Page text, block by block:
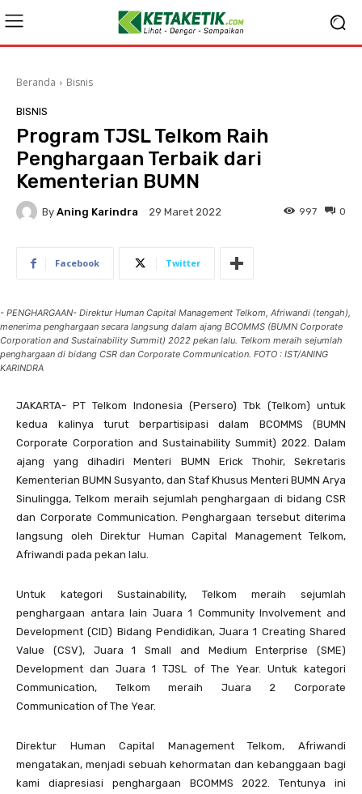
Beranda Bisnis
BISNIS
Program TJSL Telkom Raih
Penghargaan Terbaik dari
Kementerian BUMN
By Aning Karindra 29 Maret 2022 0
997
Facebook Twitter
- PENGHARGAAN- Direktur Human Capital Management Telkom, Afriwandi (tengah),
menerima penghargaan secara langsung dalam ajang BCOMMS (BUMN Corporate
Corporation and Sustainability Summit) 2022 pekan lalu. Telkom meraih sejumlah
penghargaan di bidang CSR dan Corporate Communication. FOTO : IST/ANING
KARINDRA
JAKARTA- PT Telkom Indonesia (Persero) Tbk (Telkom) untuk
kedua kalinya turut berpartisipasi dalam BCOMMS (BUMN
Corporate Corporation and Sustainability Summit) 2022. Dalam
ajang yang dihadiri Menteri BUMN Erick Thohir, Sekretaris
Kementerian BUMN Susyanto, dan Staf Khusus Menteri BUMN Arya
Sinulingga, Telkom meraih sejumlah penghargaan di bidang CSR
dan Corporate Communication. Penghargaan tersebut diterima
langsung oleh Direktur Human Capital Management Telkom,
Afriwandi pada pekan lalu.
Untuk kategori Sustainability, Telkom meraih sejumlah
penghargaan antara lain Juara 1 Community Involvement and
Development (CID) Bidang Pendidikan, Juara 1 Creating Shared
Value (CSV), Juara 1 Small and Medium Enterprise (SME)
Development dan Juara 1 TJSL of The Year. Untuk kategori
Communication, Telkom meraih Juara 2 Corporate
Communication of The Year.
Direktur Human Capital Management Telkom, Afriwandi
mengatakan, menjadi sebuah kehormatan dan kebanggaan bagi
kami diapresiasi penghargaan BCOMMS 2022. Tentunya ini